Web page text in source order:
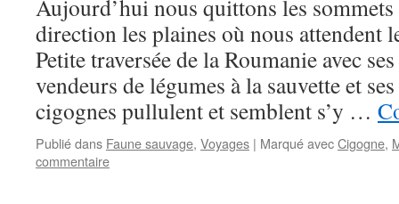
Aujourd’hui nous quittons les sommets
direction les plaines où nous attendent
Petite traversée de la Roumanie avec
vendeurs de légumes à la sauvette et
cigognes pullulent et semblent s’y …
Publié dans Faune sauvage, Voyages | Marqué avecCigogne,
commentaire